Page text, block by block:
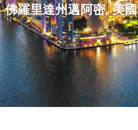
佛羅里達州邁阿密, 美國